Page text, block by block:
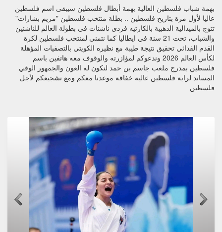
بهمة شباب فلسطين العالية بهمة أبطال فلسطين سيبقى اسم فلسطين
عاليا لأول مرة بتاريخ فلسطين .. بطلة منتخب فلسطين "مريم بشارات"
تتوج بالميدالية الذهبية بالكارتيه فردي ناشئات في بطولة العالم للناشئين
والشباب، تحت 21 سنة في ايطاليا كما نتمنى لمنتخب فلسطين لكرة
القدم الفدائي تحقيق نتيجة طيبة مع نظيره الكويتي بالتصفيات المؤهلة
لكأس العالم 2026 وندعوكم لمؤازرته والوقوف معه هاتفين باسم
فلسطين بمدرج ملعب جاسم بن حمد لنكون له العون والجمهور الوفي
المساند لراية فلسطين عالية خفاقة موعدنا معكم ومع تشجيعكم لأجل
فلسطين